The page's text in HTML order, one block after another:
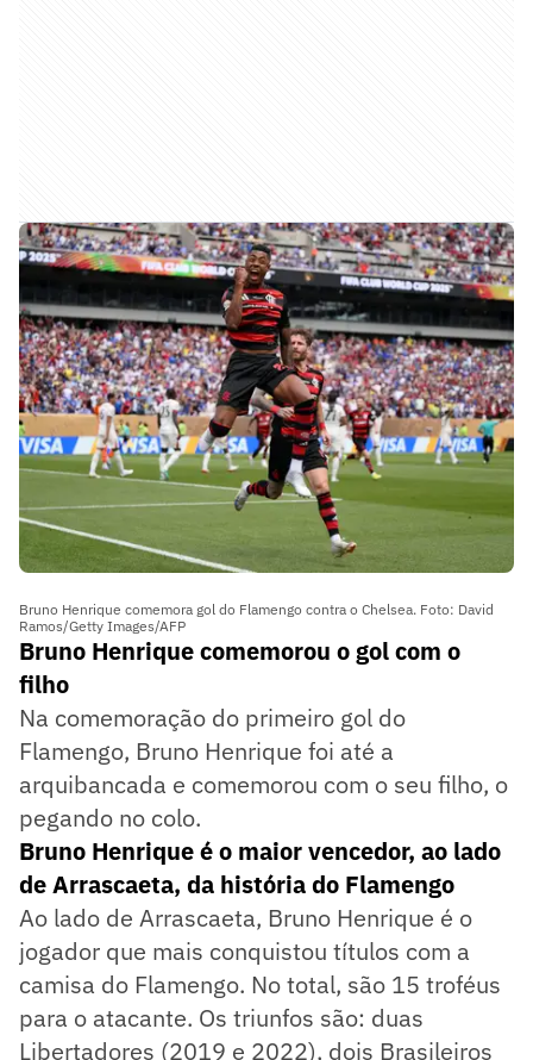
Bruno Henrique comemora gol do Flamengo contra o Chelsea. Foto: David
Ramos/Getty Images/AFP
Bruno Henrique comemorou o gol com o
filho
Na comemoração do primeiro gol do
Flamengo, Bruno Henrique foi até a
arquibancada e comemorou com o seu filho, o
pegando no colo.
Bruno Henrique é o maior vencedor, ao lado
de Arrascaeta, da história do Flamengo
Ao lado de Arrascaeta, Bruno Henrique é o
jogador que mais conquistou títulos com a
camisa do Flamengo. No total, são 15 troféus
para o atacante. Os triunfos são: duas
Libertadores (2019 e 2022), dois Brasileiros